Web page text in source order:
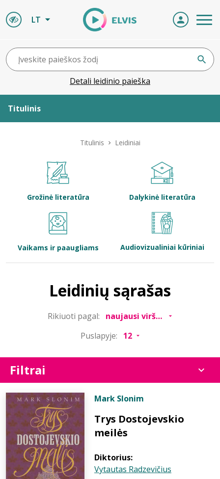
LT
Detali leidinio paieška
Titulinis
Bibliotekoms
Titulinis Leidiniai
Grožinė literatūra Dalykinė literatūra
Vaikams ir paaugliams Audiovizualiniai kūriniai
Leidinių sąrašas
Rikiuoti pagal:
Puslapyje:
Filtrai
Mark Slonim
Trys Dostojevskio
meilės
Diktorius:
Vytautas Radzevičius